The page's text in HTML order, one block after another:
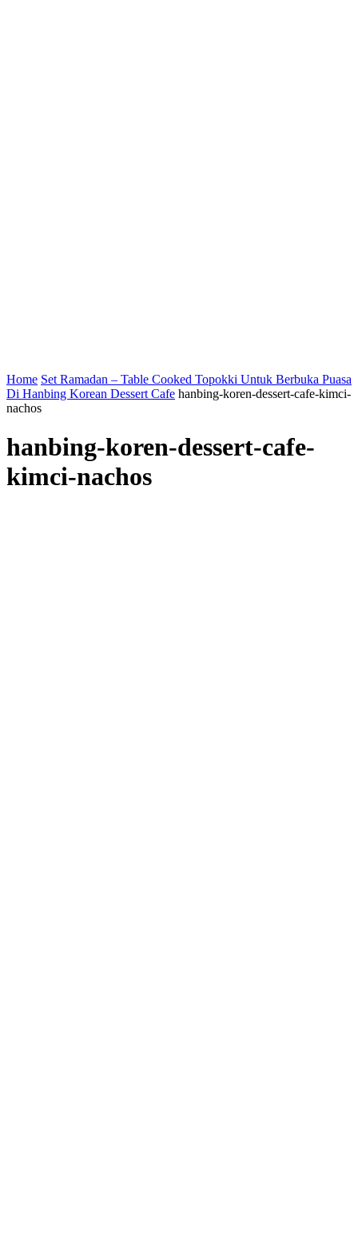
Home Set Ramadan – Table Cooked Topokki Untuk Berbuka Puasa
Di Hanbing Korean Dessert Cafe hanbing-koren-dessert-cafe-kimci-
nachos
hanbing-koren-dessert-cafe-
kimci-nachos